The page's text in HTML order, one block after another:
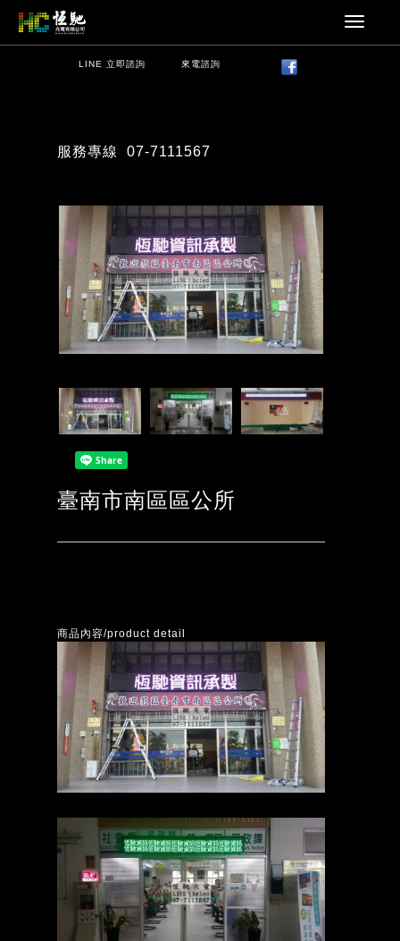
LINE 立即諮詢 來電諮詢
服務專線 07-7111567
臺南市南區區公所
商品內容/product detail